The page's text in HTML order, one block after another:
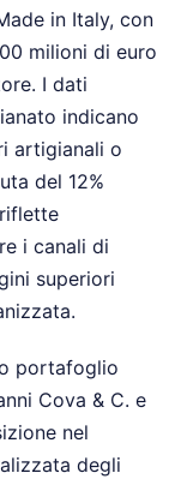
in Italy, con
milioni di euro
I dati
indicano
artigianali o
del 12%
i canali di
superiori
portafoglio
Cova & C. e
nel
degli